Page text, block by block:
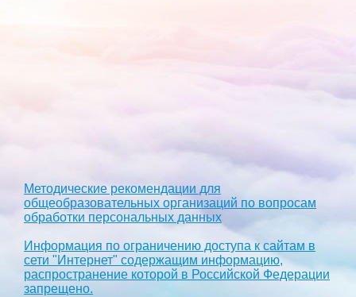
Методические рекомендации для
общеобразовательных организаций по вопросам
обработки персональных данных
Информация по ограничению доступа к сайтам в
сети "Интернет" содержащим информацию,
распространение которой в Российской Федерации
запрещено.